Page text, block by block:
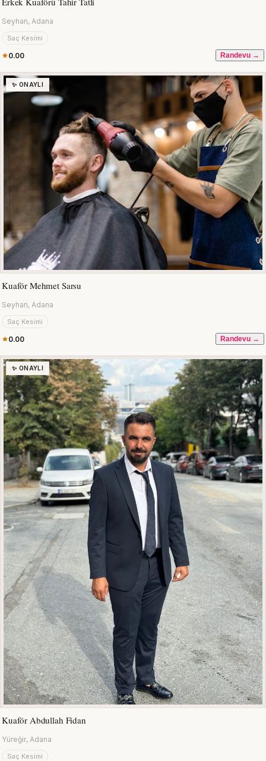
Seyhan, Adana
Saç Kesimi
0.00 Randevu →
✨ ONAYLI
Kuaför Mehmet Sarsu
Seyhan, Adana
Saç Kesimi
0.00 Randevu →
✨ ONAYLI
Kuaför Abdullah Fidan
Yüreğir, Adana
Saç Kesimi